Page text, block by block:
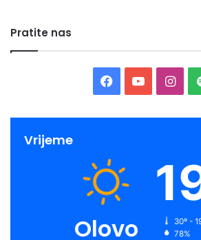
Pratite nas
Facebook
YouTube
Vrijeme
Olovo
30º -
78%